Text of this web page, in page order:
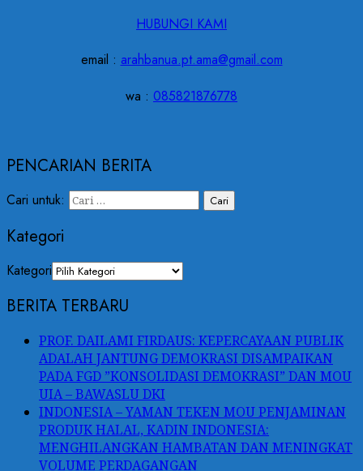
HUBUNGI KAMI
email : arahbanua.pt.ama@gmail.com
wa : 085821876778
PENCARIAN BERITA
Cari untuk:
Kategori
Kategori
BERITA TERBARU
PROF. DAILAMI FIRDAUS: KEPERCAYAAN PUBLIK
ADALAH JANTUNG DEMOKRASI DISAMPAIKAN
PADA FGD ”KONSOLIDASI DEMOKRASI” DAN MOU
UIA – BAWASLU DKI
INDONESIA – YAMAN TEKEN MOU PENJAMINAN
PRODUK HALAL, KADIN INDONESIA:
MENGHILANGKAN HAMBATAN DAN MENINGKAT
VOLUME PERDAGANGAN